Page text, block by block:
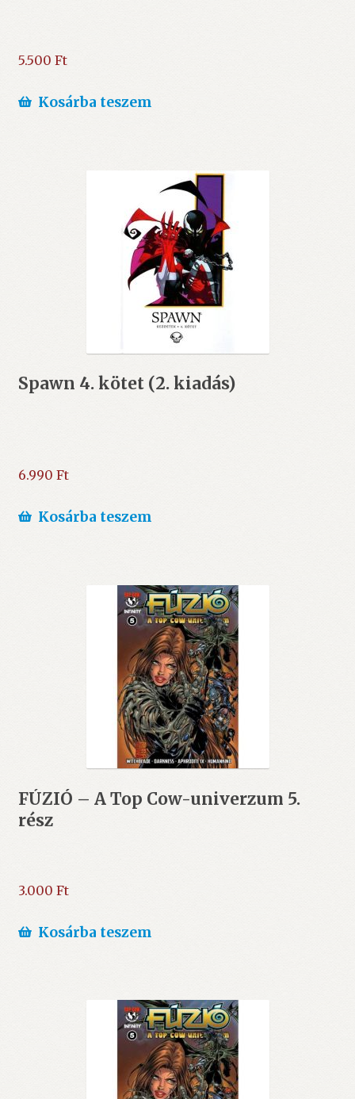
5.500 Ft
Kosárba teszem
Spawn 4. kötet (2. kiadás)
6.990 Ft
Kosárba teszem
FÚZIÓ – A Top Cow-univerzum 5.
rész
3.000 Ft
Kosárba teszem